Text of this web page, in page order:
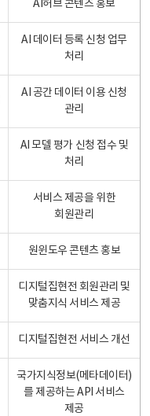
AI허브 콘텐츠 홍보
AI 데이터 등록 신청 업무
처리
AI 공간 데이터 이용 신청
관리
AI 모델 평가 신청 접수 및
처리
서비스 제공을 위한
회원관리
원윈도우 콘텐츠 홍보
디지털집현전 회원관리 및
맞춤지식 서비스 제공
디지털집현전 서비스 개선
국가지식정보(메타데이터)
를 제공하는 API 서비스
제공